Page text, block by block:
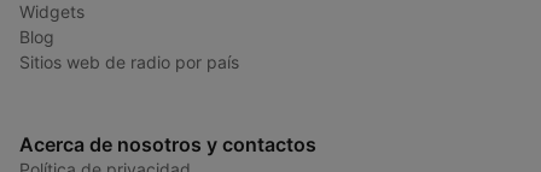
Widgets
Blog
Sitios web de radio por país
Acerca de nosotros y contactos